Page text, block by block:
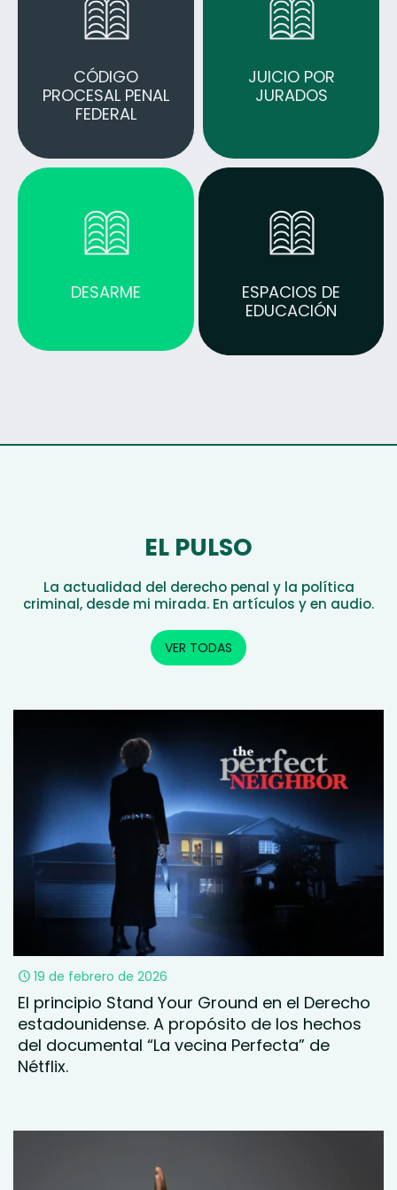
CÓDIGO
PROCESAL PENAL
FEDERAL
JUICIO POR
JURADOS
DESARME
ESPACIOS DE
EDUCACIÓN
EL PULSO
La actualidad del derecho penal y la política
criminal, desde mi mirada. En artículos y en audio.
VER TODAS
19 de febrero de 2026
El principio Stand Your Ground en el Derecho
estadounidense. A propósito de los hechos
del documental “La vecina Perfecta” de
Nétflix.